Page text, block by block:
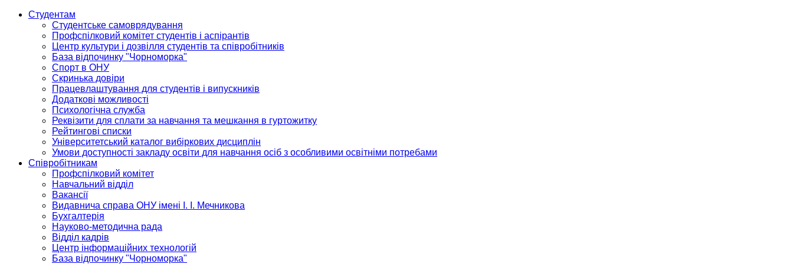
Студентам
Студентське самоврядування
Профспілковий комітет студентів і аспірантів
Центр культури і дозвілля студентів та співробітників
База відпочинку "Чорноморка"
Спорт в ОНУ
Скринька довіри
Працевлаштування для студентів і випускників
Додаткові можливості
Психологічна служба
Реквізити для сплати за навчання та мешкання в гуртожитку
Рейтингові списки
Університетський каталог вибіркових дисциплін
Умови доступності закладу освіти для навчання осіб з особливими освітніми потребами
Співробітникам
Профспілковий комітет
Навчальний відділ
Вакансії
Видавнича справа ОНУ імені І. І. Мечникова
Бухгалтерія
Науково-методична рада
Відділ кадрів
Центр інформаційних технологій
База відпочинку "Чорноморка"